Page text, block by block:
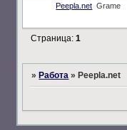
Peepla.net Grame
Страница:1
» Работа » Peepla.net